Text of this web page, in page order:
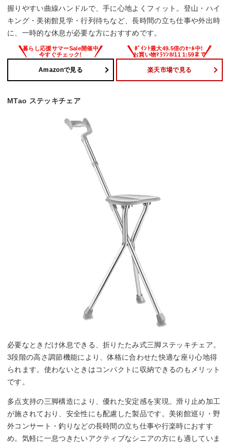
握りやすい曲線ハンドルで、手に心地よくフィット。登山・ハイ
キング・美術館見学・行列待ちなど、長時間の立ち仕事や外出時
に、一時的な休息が必要な方におすすめです。
Amazonで見る 楽天市場で見る
MTao ステッキチェア
必要なときだけ休息できる、折りたたみ式三脚ステッキチェア。
3段階の高さ調節機能により、体格に合わせた快適な座り心地得
られます。使わないときはコンパクトに収納できるのもメリット
です。
多点支持の三脚構造により、優れた安定感を実現。滑り止め加工
が施されており、安全性にも配慮した製品です。美術館巡り・野
外コンサート・釣りなどの長時間の立ち仕事や行楽時におすす
め。気軽に一息つきたいアクティブなシニアの方にも適していま